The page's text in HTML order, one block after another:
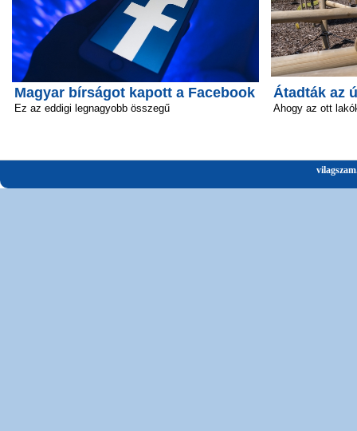
Magyar bírságot kapott a Facebook
Ez az eddigi legnagyobb összegű
Átadták az
Ahogy az ott